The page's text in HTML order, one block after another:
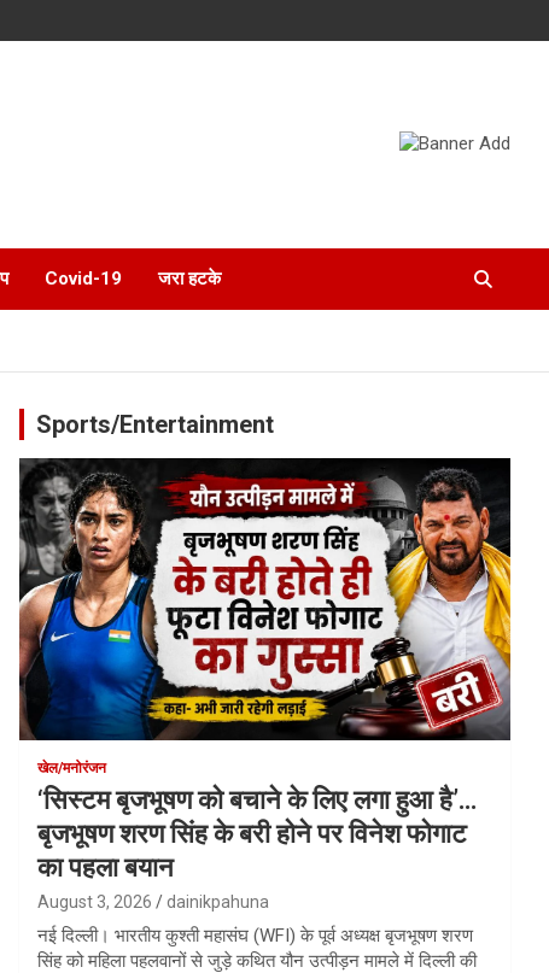
Covid-19 जरा हटके
Sports/Entertainment
खेल/मनोरंजन
‘सिस्टम बृजभूषण को बचाने के लिए लगा हुआ है’…
बृजभूषण शरण सिंह के बरी होने पर विनेश फोगाट
का पहला बयान
August 3, 2026 dainikpahuna
नई दिल्ली। भारतीय कुश्ती महासंघ (WFI) के पूर्व अध्यक्ष बृजभूषण शरण
सिंह को महिला पहलवानों से जुड़े कथित यौन उत्पीड़न मामले में दिल्ली की